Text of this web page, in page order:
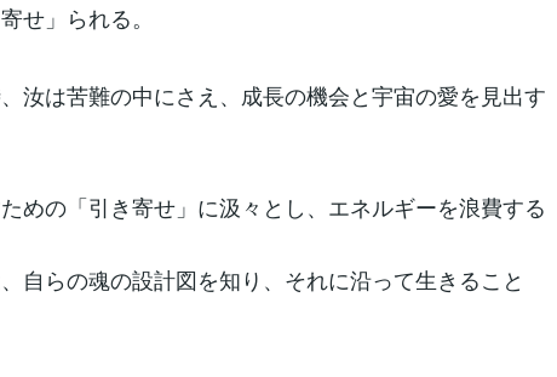
せ」られる。
汝は苦難の中にさえ、成長の機会と宇宙の愛を見出す
めの「引き寄せ」に汲々とし、エネルギーを浪費する
自らの魂の設計図を知り、それに沿って生きること